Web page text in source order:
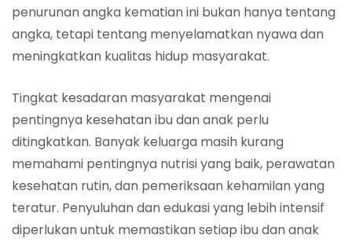
penurunan angka kematian ini bukan hanya tentang
angka, tetapi tentang menyelamatkan nyawa dan
meningkatkan kualitas hidup masyarakat.
Tingkat kesadaran masyarakat mengenai
pentingnya kesehatan ibu dan anak perlu
ditingkatkan. Banyak keluarga masih kurang
memahami pentingnya nutrisi yang baik, perawatan
kesehatan rutin, dan pemeriksaan kehamilan yang
teratur. Penyuluhan dan edukasi yang lebih intensif
diperlukan untuk memastikan setiap ibu dan anak